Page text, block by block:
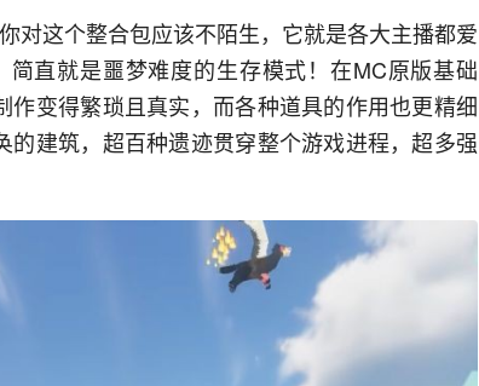
对这个整合包应该不陌生，它就是各大主播都爱
简直就是噩梦难度的生存模式！在MC原版基础
作变得繁琐且真实，而各种道具的作用也更精细
的建筑，超百种遗迹贯穿整个游戏进程，超多强